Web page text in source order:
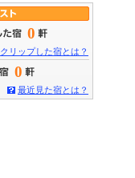
0
クリップした宿とは？
0
最近見た宿とは？